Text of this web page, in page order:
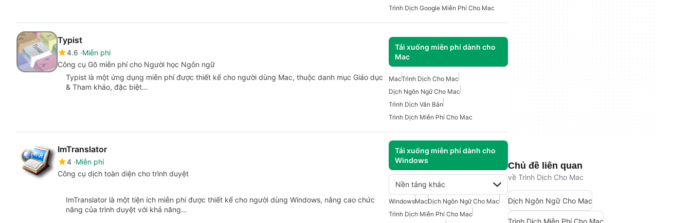
Trình Dịch Google Miễn Phí Cho Mac
Typist
4.6 Miễn phí
Công cụ Gõ miễn phí cho Người học Ngôn ngữ
Tải xuống miễn phí dành cho
Mac
Typist là một ứng dụng miễn phí được thiết kế cho người dùng Mac, thuộc danh mục Giáo dục
& Tham khảo, đặc biệt…
MacTrình Dịch Cho Mac
Dịch Ngôn Ngữ Cho Mac
Trình Dịch Văn Bản
Trình Dịch Miễn Phí Cho Mac
ImTranslator
4 Miễn phí
Công cụ dịch toàn diện cho trình duyệt
Tải xuống miễn phí dành cho
Windows
Nền tảng khác
ImTranslator là một tiện ích miễn phí được thiết kế cho người dùng Windows, nâng cao chức
năng của trình duyệt với khả năng…
WindowsMacDịch Ngôn Ngữ Cho Mac
Trình Dịch Miễn Phí Cho Mac
Chủ đề liên quan
về Trình Dịch Cho Mac
Dịch Ngôn Ngữ Cho Mac
Trình Dịch Miễn Phí Cho Mac